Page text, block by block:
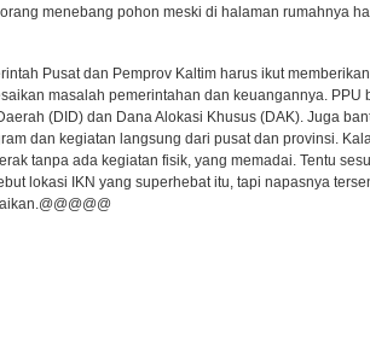
menebang pohon meski di halaman rumahnya
Pusat dan Pemprov Kaltim harus ikut
masalah pemerintahan dan keuangannya. PPU
(DID) dan Dana Alokasi Khusus (DAK). Juga
dan kegiatan langsung dari pusat dan provinsi.
tanpa ada kegiatan fisik, yang memadai. Tentu
lokasi IKN yang superhebat itu, tapi napasnya